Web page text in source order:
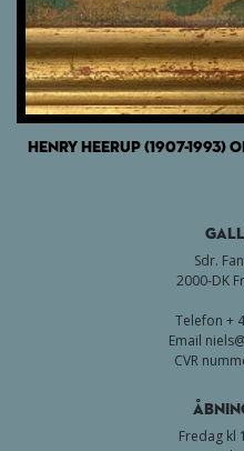
HENRY HEERUP (1907-1993)
Sdr.
2000-DK
Telefon +
Email
CVR
Fredag kl